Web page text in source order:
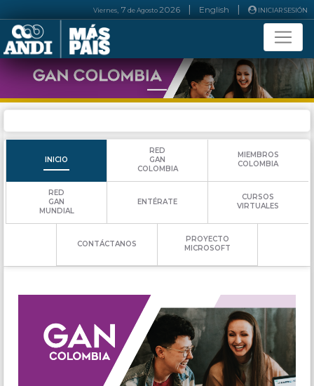
Viernes, 7 deAgosto2026 | English | INICIAR SESIÓN
__
INICIO
RED
GAN
COLOMBIA
MIEMBROS
COLOMBIA
RED
GAN
MUNDIAL
ENTÉRATE
CURSOS
VIRTUALES
CONTÁCTANOS
PROYECTO
MICROSOFT